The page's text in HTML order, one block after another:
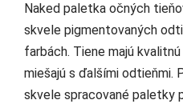
Naked paletka očných
skvele pigmentovaných
farbách. Tiene majú
miešajú s ďalšími odtieňmi.
skvele spracované paletky